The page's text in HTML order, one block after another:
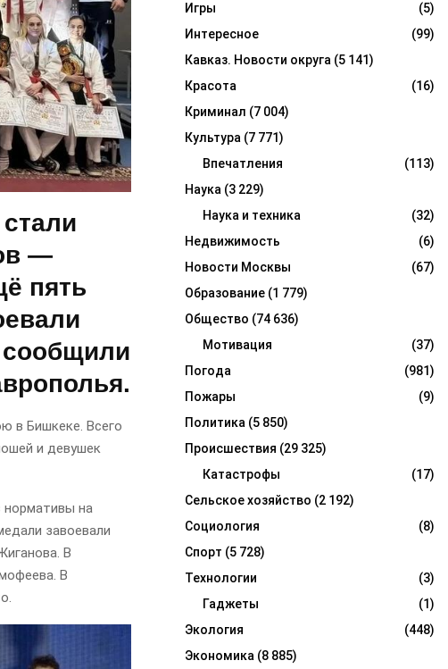
—
пять
в Бишкеке. Всего
и девушек
нормативы на
завоевали
В
В
Игры
(5)
Интересное
(99)
Кавказ. Новости округа (5 141)
Красота
(16)
Криминал (7 004)
Культура (7 771)
Впечатления
(113)
Наука (3 229)
Наука и техника
(32)
Недвижимость
(6)
Новости Москвы
(67)
Образование (1 779)
Общество (74 636)
Мотивация
(37)
Погода
(981)
Пожары
(9)
Политика (5 850)
Происшествия (29 325)
Катастрофы
(17)
Сельское хозяйство (2 192)
Социология
(8)
Спорт (5 728)
Технологии
(3)
Гаджеты
(1)
Экология
(448)
Экономика (8 885)